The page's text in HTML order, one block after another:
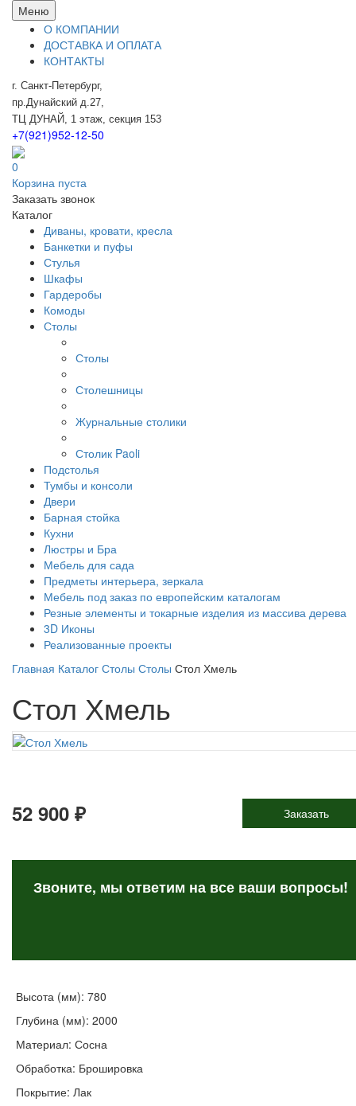
Меню
О КОМПАНИИ
ДОСТАВКА И ОПЛАТА
КОНТАКТЫ
г. Санкт-Петербург,
пр.Дунайский д.27,
ТЦ ДУНАЙ, 1 этаж, секция 153
+7(921)952-12-50
0
Корзина пуста
Заказать звонок
Каталог
Диваны, кровати, кресла
Банкетки и пуфы
Стулья
Шкафы
Гардеробы
Комоды
Столы
Столы
Столешницы
Журнальные столики
Столик Paoli
Подстолья
Тумбы и консоли
Двери
Барная стойка
Кухни
Люстры и Бра
Мебель для сада
Предметы интерьера, зеркала
Мебель под заказ по европейским каталогам
Резные элементы и токарные изделия из массива дерева
3D Иконы
Реализованные проекты
Главная Каталог Столы Столы Стол Хмель
Стол Хмель
52 900 ₽ Заказать
Звоните, мы ответим на все ваши вопросы!
Высота (мм): 780
Глубина (мм): 2000
Материал: Сосна
Обработка: Брошировка
Покрытие: Лак